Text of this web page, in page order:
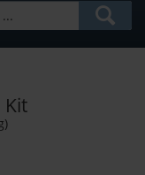
Kit